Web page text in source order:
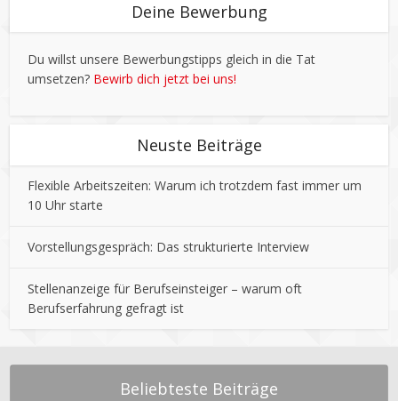
Deine Bewerbung
Du willst unsere Bewerbungstipps gleich in die Tat
umsetzen? Bewirb dich jetzt bei uns!
Neuste Beiträge
Flexible Arbeitszeiten: Warum ich trotzdem fast immer um
10 Uhr starte
Vorstellungsgespräch: Das strukturierte Interview
Stellenanzeige für Berufseinsteiger – warum oft
Berufserfahrung gefragt ist
Beliebteste Beiträge